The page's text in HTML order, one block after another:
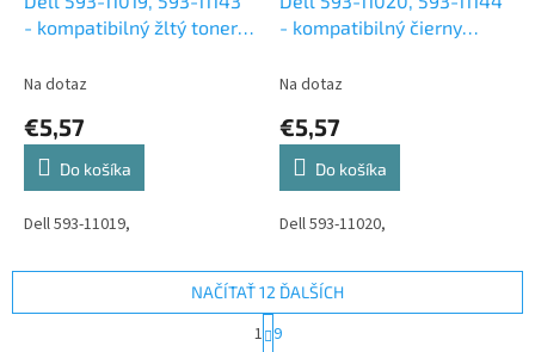
- kompatibilný žltý toner, 1
1250,1350,1355,1760,1765)
Na dotaz
€5,57
Do košíka
Dell 593-11019,
- kompatibilný čierny
1250,1350,1355,1760,1765)
Na dotaz
€5,57
Do košíka
Dell 593-11020,
NAČÍTAŤ 12 ĎALŠÍCH
S
t
1 9